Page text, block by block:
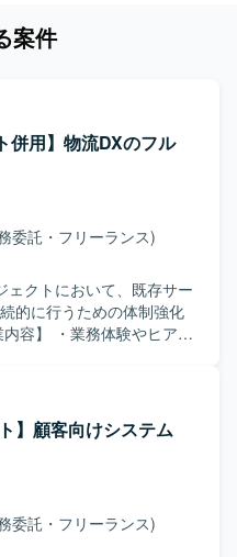
案件
併用】物流DXのフル
委託・フリーランス)
ェクトにおいて、既存サー
的に行うための体制強化
す。 ・既存サービスの継
一貫してご担当いただき
実装、リリースまでの一
・業
出し、主体的に企画や改
す。 ・バックエンドおよ
ビスを成長させていく意
】顧客向けシステム
委託・フリーランス)